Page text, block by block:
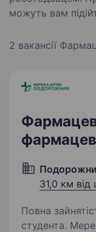
можуть вам
2 вакансії
31,0 км від
Повна
студента. Мережа аптек Подорожник шукає